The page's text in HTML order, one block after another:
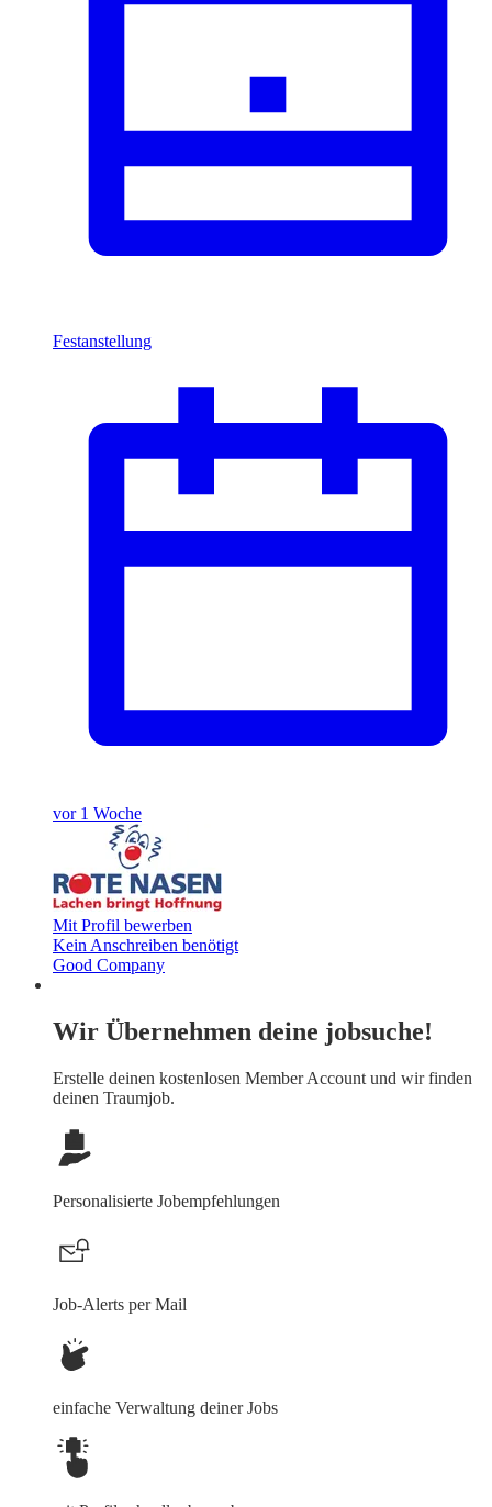
Festanstellung
vor 1 Woche
Mit Profil bewerben
Kein Anschreiben benötigt
Good Company
Wir Übernehmen deine jobsuche!
Erstelle deinen kostenlosen Member Account und wir finden
deinen Traumjob.
Personalisierte Jobempfehlungen
Job-Alerts per Mail
einfache Verwaltung deiner Jobs